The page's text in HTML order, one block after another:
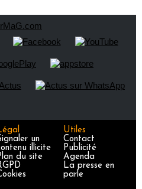
un
illicite
du site
Utiles
Contact
Publicité
Agenda
La presse en
parle